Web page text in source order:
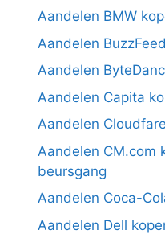
Aandelen BMW
Aandelen
Aandelen
Aandelen Capita
Aandelen
Aandelen CM.com
beursgang
Aandelen Coca-
Aandelen Dell